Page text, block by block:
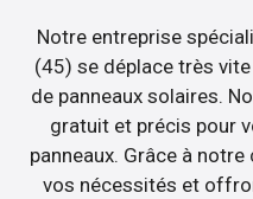
Notre entreprise
(45) se déplace très
de panneaux solaires.
gratuit et précis pour
panneaux. Grâce à
vos nécessités et